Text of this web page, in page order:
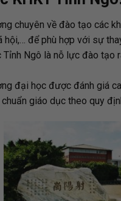
chuyên về đào tạo các
hội,… để phù hợp với sự
Ngô là nỗ lực đào tạo
đại học được đánh giá
giáo dục theo quy